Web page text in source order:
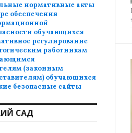
нормативные акты
обеспечения
обучающихся
регулирование
работникам
(законным
обучающихся
безопасные сайты
САД